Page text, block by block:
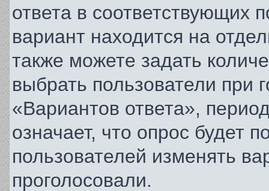
ответа в соответствующих
вариант находится на
также можете задать
выбрать пользователи при
«Вариантов ответа»,
означает, что опрос будет
пользователей изменять
проголосовали.